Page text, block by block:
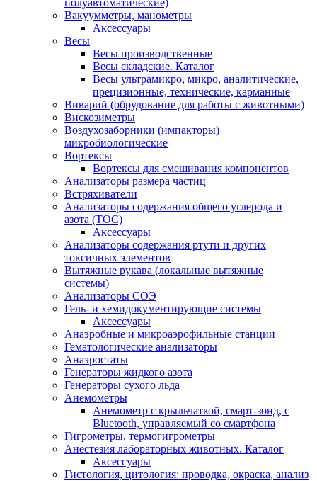
полуавтоматические)
Вакуумметры, манометры
Аксессуары
Весы
Весы производственные
Весы складские. Каталог
Весы ультрамикро, микро, аналитические,
прецизионные, технические, карманные
Виварий (обрудование для работы с животными)
Вискозиметры
Воздухозаборники (импакторы)
микробиологические
Вортексы
Вортексы для смешивания компонентов
Анализаторы размера частиц
Встряхиватели
Анализаторы содержания общего углерода и
азота (ТОС)
Аксессуары
Анализаторы содержания ртути и других
токсичных элементов
Вытяжные рукава (локальные вытяжные
системы)
Анализаторы СОЭ
Гель- и хемидокументирующие системы
Аксессуары
Анаэробные и микроаэрофильные станции
Гематологические анализаторы
Анаэростаты
Генераторы жидкого азота
Генераторы сухого льда
Анемометры
Анемометр с крыльчаткой, смарт-зонд, с
Bluetooth, управляемый со смартфона
Гигрометры, термогигрометры
Анестезия лабораторных животных. Каталог
Аксессуары
Гистология, цитология: проводка, окраска, анализ